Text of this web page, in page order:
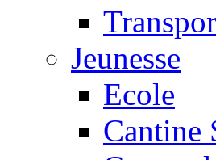
Jeunesse
Ecole
Cantine